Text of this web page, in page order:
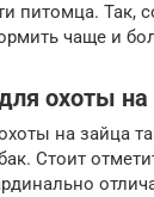
питомца. Так,
чаще и
охоты на
на зайца
Стоит